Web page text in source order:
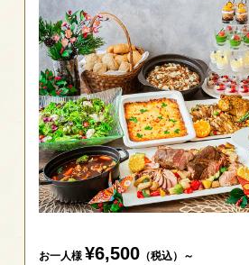
お一人様 ¥6,500（税込）～